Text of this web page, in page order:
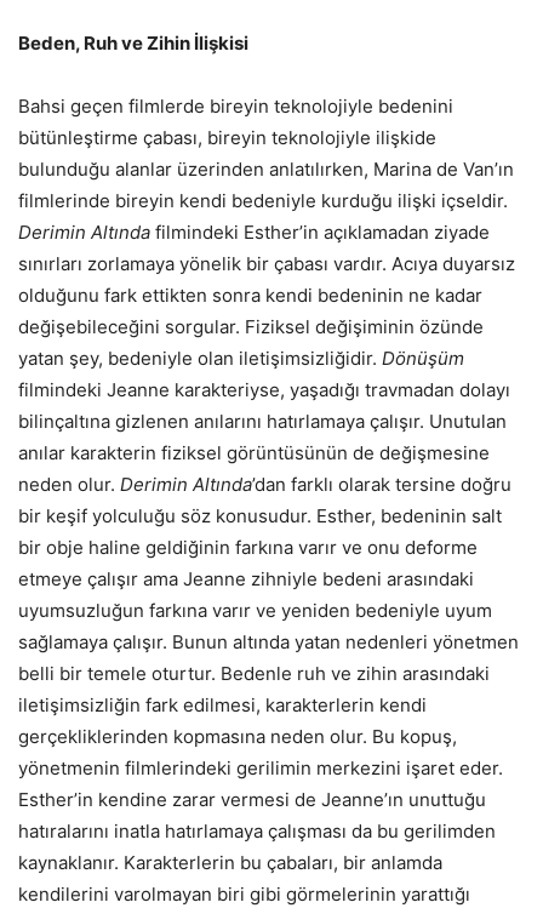
Beden, Ruh ve Zihin İlişkisi
Bahsi geçen filmlerde bireyin teknolojiyle bedenini
bütünleştirme çabası, bireyin teknolojiyle ilişkide
bulunduğu alanlar üzerinden anlatılırken, Marina de Van’ın
filmlerinde bireyin kendi bedeniyle kurduğu ilişki içseldir.
Derimin Altında filmindeki Esther’in açıklamadan ziyade
sınırları zorlamaya yönelik bir çabası vardır. Acıya duyarsız
olduğunu fark ettikten sonra kendi bedeninin ne kadar
değişebileceğini sorgular. Fiziksel değişiminin özünde
yatan şey, bedeniyle olan iletişimsizliğidir. Dönüşüm
filmindeki Jeanne karakteriyse, yaşadığı travmadan dolayı
bilinçaltına gizlenen anılarını hatırlamaya çalışır. Unutulan
anılar karakterin fiziksel görüntüsünün de değişmesine
neden olur. Derimin Altında’dan farklı olarak tersine doğru
bir keşif yolculuğu söz konusudur. Esther, bedeninin salt
bir obje haline geldiğinin farkına varır ve onu deforme
etmeye çalışır ama Jeanne zihniyle bedeni arasındaki
uyumsuzluğun farkına varır ve yeniden bedeniyle uyum
sağlamaya çalışır. Bunun altında yatan nedenleri yönetmen
belli bir temele oturtur. Bedenle ruh ve zihin arasındaki
iletişimsizliğin fark edilmesi, karakterlerin kendi
gerçekliklerinden kopmasına neden olur. Bu kopuş,
yönetmenin filmlerindeki gerilimin merkezini işaret eder.
Esther’in kendine zarar vermesi de Jeanne’ın unuttuğu
hatıralarını inatla hatırlamaya çalışması da bu gerilimden
kaynaklanır. Karakterlerin bu çabaları, bir anlamda
kendilerini varolmayan biri gibi görmelerinin yarattığı